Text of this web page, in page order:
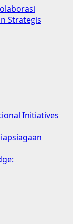
Strategis
Initiatives